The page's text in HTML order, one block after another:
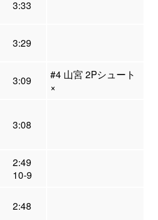
3:33
3:29
3:09
#4 山宮 2Pシュート
×
3:08
2:49
10-9
2:48